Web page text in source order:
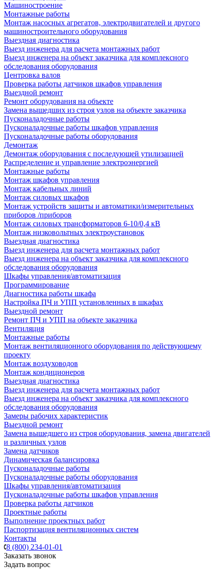
Машиностроение
Монтажные работы
Монтаж насосных агрегатов, электродвигателей и другого
машиностроительного оборудования
Выездная диагностика
Выезд инженера для расчета монтажных работ
Выезд инженера на объект заказчика для комплексного
обследования оборудования
Центровка валов
Проверка работы датчиков шкафов управления
Выездной ремонт
Ремонт оборудования на объекте
Замена вышедших из строя узлов на объекте заказчика
Пусконаладочные работы
Пусконаладочные работы шкафов управления
Пусконаладочные работы оборудования
Демонтаж
Демонтаж оборудования с последующей утилизацией
Распределение и управление электроэнергией
Монтажные работы
Монтаж шкафов управления
Монтаж кабельных линий
Монтаж силовых шкафов
Монтаж устройств защиты и автоматики/измерительных
приборов /приборов
Монтаж силовых трансформаторов 6-10/0,4 кВ
Монтаж низковольтных электроустановок
Выездная диагностика
Выезд инженера для расчета монтажных работ
Выезд инженера на объект заказчика для комплексного
обследования оборудования
Шкафы управления/автоматизация
Программирование
Диагностика работы шкафа
Настройка ПЧ и УПП установленных в шкафах
Выездной ремонт
Ремонт ПЧ и УПП на объекте заказчика
Вентиляция
Монтажные работы
Монтаж вентиляционного оборудования по действующему
проекту
Монтаж воздуховодов
Монтаж кондиционеров
Выездная диагностика
Выезд инженера для расчета монтажных работ
Выезд инженера на объект заказчика для комплексного
обследования оборудования
Замеры рабочих характеристик
Выездной ремонт
Замена вышедшего из строя оборудования, замена двигателей
и различных узлов
Замена датчиков
Динамическая балансировка
Пусконаладочные работы
Пусконаладочные работы оборудования
Шкафы управления/автоматизация
Пусконаладочные работы шкафов управления
Проверка работы датчиков
Проектные работы
Выполнение проектных работ
Паспортизация вентиляционных систем
Контакты
8 (800) 234-01-01
Заказать звонок
Задать вопрос